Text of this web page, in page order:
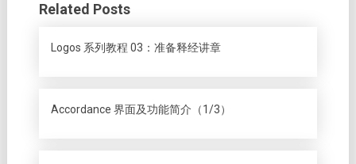
Related Posts
Logos 系列教程 03：准备释经讲章
Accordance 界面及功能简介（1/3）